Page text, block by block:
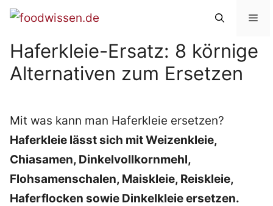
Zum
springen
Haferkleie-Ersatz: 8 körnige
Alternativen zum Ersetzen
Mit was kann man Haferkleie ersetzen?
Haferkleie lässt sich mit Weizenkleie,
Chiasamen, Dinkelvollkornmehl,
Flohsamenschalen, Maiskleie, Reiskleie,
Haferflocken sowie Dinkelkleie ersetzen.